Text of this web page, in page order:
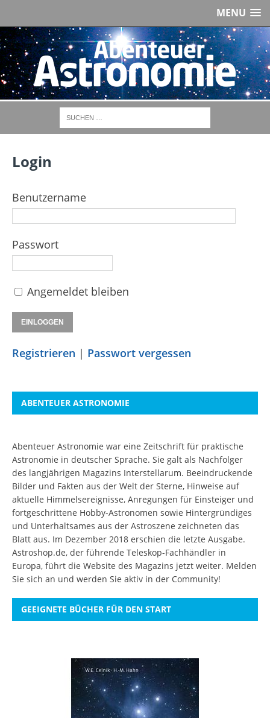
MENU
Login
Benutzername
Passwort
Angemeldet bleiben
Registrieren | Passwort vergessen
ABENTEUER ASTRONOMIE
Abenteuer Astronomie war eine Zeitschrift für praktische
Astronomie in deutscher Sprache. Sie galt als Nachfolger
des langjährigen Magazins Interstellarum. Beeindruckende
Bilder und Fakten aus der Welt der Sterne, Hinweise auf
aktuelle Himmelsereignisse, Anregungen für Einsteiger und
fortgeschrittene Hobby-Astronomen sowie Hintergründiges
und Unterhaltsames aus der Astroszene zeichneten das
Blatt aus. Im Dezember 2018 erschien die letzte Ausgabe.
Astroshop.de, der führende Teleskop-Fachhändler in
Europa, führt die Website des Magazins jetzt weiter. Melden
Sie sich an und werden Sie aktiv in der Community!
GEEIGNETE BÜCHER FÜR DEN START